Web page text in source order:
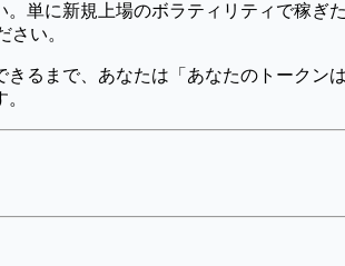
単に新規上場のボラティリティで稼ぎた
い。
るまで、あなたは「あなたのトークン